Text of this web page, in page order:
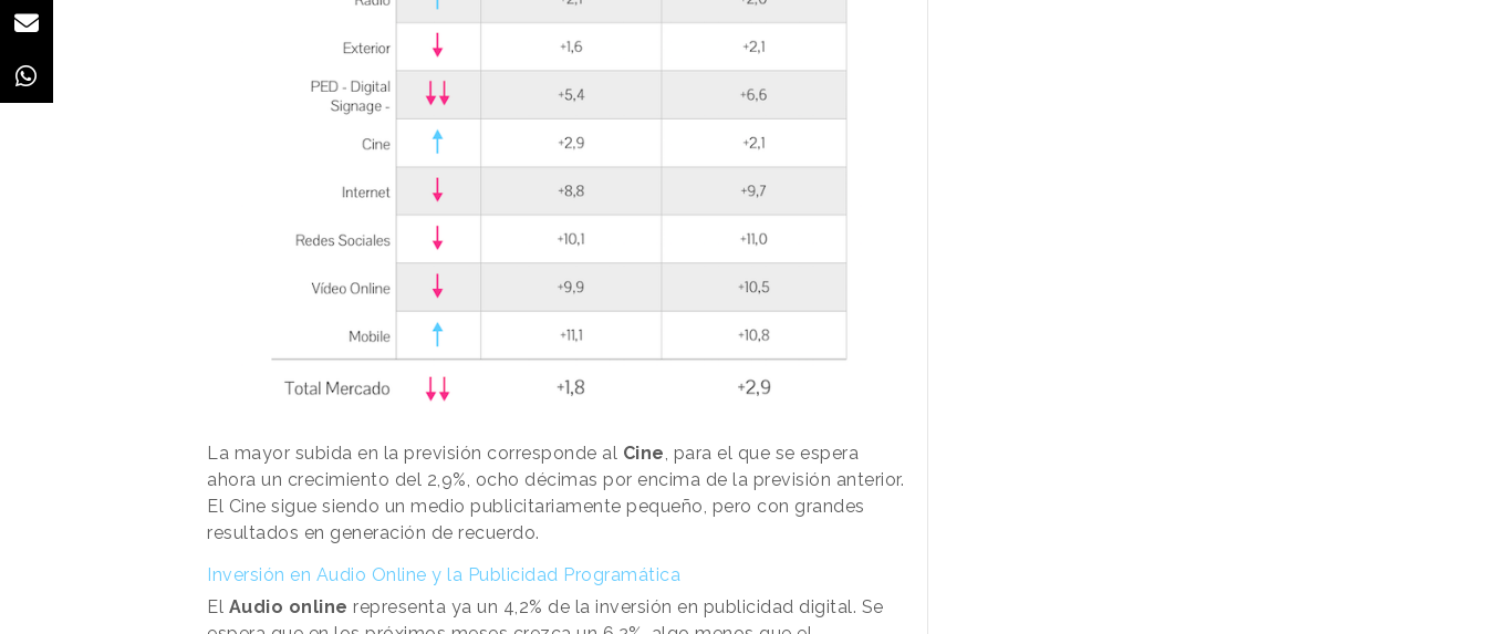
La mayor subida en la previsión corresponde al Cine , para el que se espera
ahora un crecimiento del 2,9%, ocho décimas por encima de la previsión anterior.
El Cine sigue siendo un medio publicitariamente pequeño, pero con grandes
resultados en generación de recuerdo.
Inversión en Audio Online y la Publicidad Programática
El Audio online representa ya un 4,2% de la inversión en publicidad digital. Se